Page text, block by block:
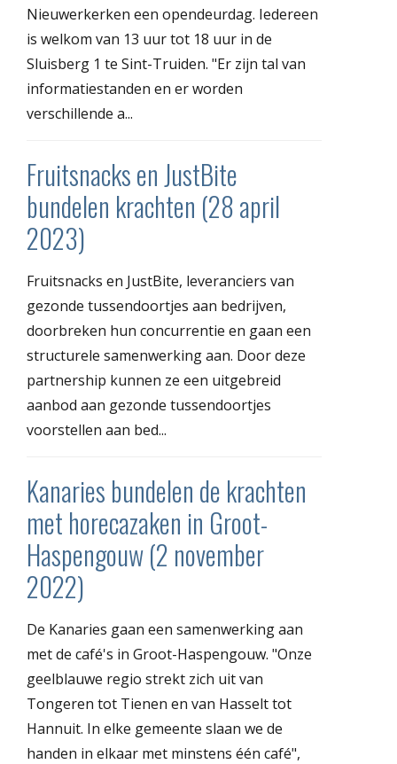
Nieuwerkerken een opendeurdag. Iedereen
is welkom van 13 uur tot 18 uur in de
Sluisberg 1 te Sint-Truiden. "Er zijn tal van
informatiestanden en er worden
verschillende a...
Fruitsnacks en JustBite
bundelen krachten (28 april
2023)
Fruitsnacks en JustBite, leveranciers van
gezonde tussendoortjes aan bedrijven,
doorbreken hun concurrentie en gaan een
structurele samenwerking aan. Door deze
partnership kunnen ze een uitgebreid
aanbod aan gezonde tussendoortjes
voorstellen aan bed...
Kanaries bundelen de krachten
met horecazaken in Groot-
Haspengouw (2 november
2022)
De Kanaries gaan een samenwerking aan
met de café's in Groot-Haspengouw. "Onze
geelblauwe regio strekt zich uit van
Tongeren tot Tienen en van Hasselt tot
Hannuit. In elke gemeente slaan we de
handen in elkaar met minstens één café",